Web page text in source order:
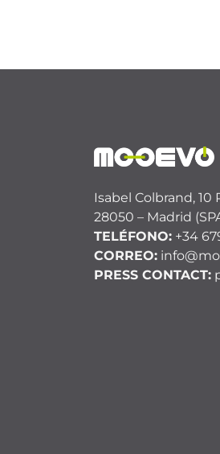
Isabel Colbrand, 10
28050 – Madrid
TELÉFONO: +34
CORREO:
PRESS CONTACT: